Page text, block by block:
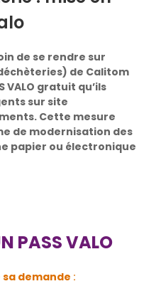
de se rendre sur
de Calitom
VALO gratuit qu’ils
sur site
Cette mesure
de modernisation des
papier ou électronique
PASS VALO
demande :